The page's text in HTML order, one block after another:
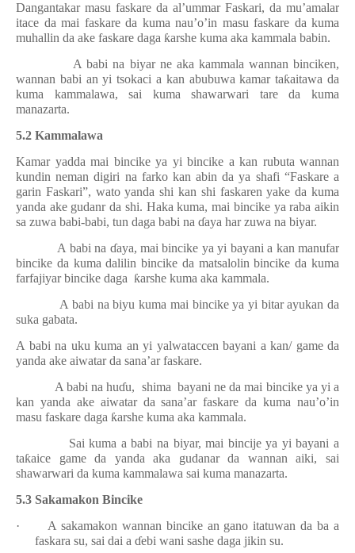
Dangantakar masu faskare da al’ummar Faskari, da mu’amalar
itace da mai faskare da kuma nau’o’in masu faskare da kuma
muhallin da ake faskare daga ƙarshe kuma aka kammala babin.
A babi na biyar ne aka kammala wannan binciken,
wannan babi an yi tsokaci a kan abubuwa kamar taƙaitawa da
kuma kammalawa, sai kuma shawarwari tare da kuma
manazarta.
5.2 Kammalawa
Kamar yadda mai bincike ya yi bincike a kan rubuta wannan
kundin neman digiri na farko kan abin da ya shafi “Faskare a
garin Faskari”, wato yanda shi kan shi faskaren yake da kuma
yanda ake gudanr da shi. Haka kuma, mai bincike ya raba aikin
sa zuwa babi-babi, tun daga babi na ɗaya har zuwa na biyar.
A babi na ɗaya, mai bincike ya yi bayani a kan manufar
bincike da kuma dalilin bincike da matsalolin bincike da kuma
farfajiyar bincike daga ƙarshe kuma aka kammala.
A babi na biyu kuma mai bincike ya yi bitar ayukan da
suka gabata.
A babi na uku kuma an yi yalwataccen bayani a kan/ game da
yanda ake aiwatar da sana’ar faskare.
A babi na huɗu, shima bayani ne da mai bincike ya yi a
kan yanda ake aiwatar da sana’ar faskare da kuma nau’o’in
masu faskare daga ƙarshe kuma aka kammala.
Sai kuma a babi na biyar, mai bincije ya yi bayani a
taƙaice game da yanda aka gudanar da wannan aiki, sai
shawarwari da kuma kammalawa sai kuma manazarta.
5.3 Sakamakon Bincike
·
A sakamakon wannan bincike an gano itatuwan da ba a
faskara su, sai dai a ɗebi wani sashe daga jikin su.